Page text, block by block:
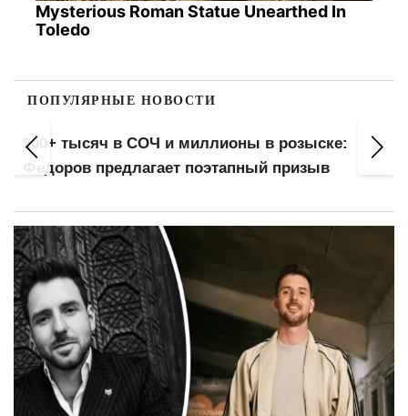
Mysterious Roman Statue Unearthed In
Toledo
ПОПУЛЯРНЫЕ НОВОСТИ
в СОЧ и миллионы в розыске:
предлагает поэтапный призыв
Проезд 16
тарифы и